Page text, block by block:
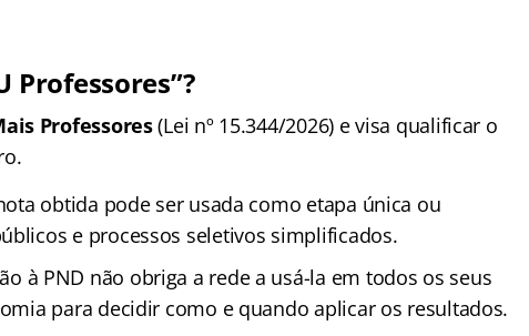
Professores”?
Professores(Lei nº 15.344/2026) e visa qualificar o
obtida pode ser usada como etapa única ou
e processos seletivos simplificados.
à PND não obriga a rede a usá-la em todos os seus
para decidir como e quando aplicar os resultados.